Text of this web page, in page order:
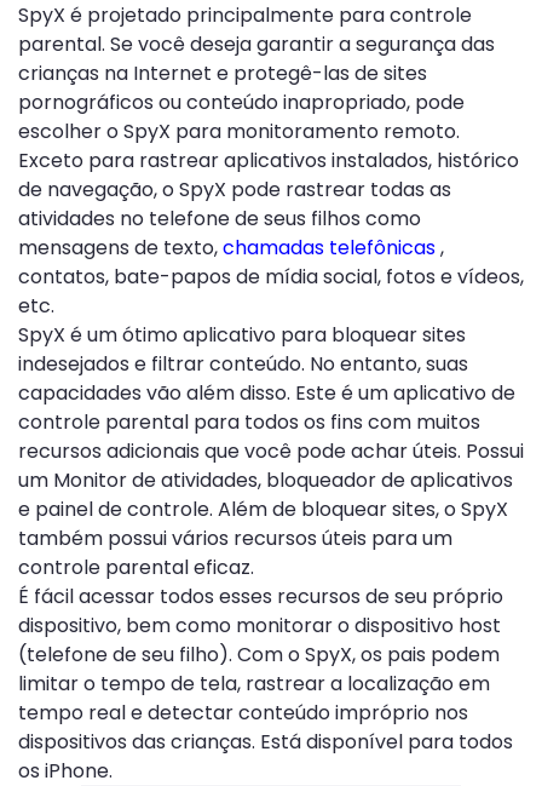
SpyX é projetado principalmente para controle
parental. Se você deseja garantir a segurança das
crianças na Internet e protegê-las de sites
pornográficos ou conteúdo inapropriado, pode
escolher o SpyX para monitoramento remoto.
Exceto para rastrear aplicativos instalados, histórico
de navegação, o SpyX pode rastrear todas as
atividades no telefone de seus filhos como
mensagens de texto,chamadas telefônicas,
contatos, bate-papos de mídia social, fotos e vídeos,
etc.
SpyX é um ótimo aplicativo para bloquear sites
indesejados e filtrar conteúdo. No entanto, suas
capacidades vão além disso. Este é um aplicativo de
controle parental para todos os fins com muitos
recursos adicionais que você pode achar úteis. Possui
um Monitor de atividades, bloqueador de aplicativos
e painel de controle. Além de bloquear sites, o SpyX
também possui vários recursos úteis para um
controle parental eficaz.
É fácil acessar todos esses recursos de seu próprio
dispositivo, bem como monitorar o dispositivo host
(telefone de seu filho). Com o SpyX, os pais podem
limitar o tempo de tela, rastrear a localização em
tempo real e detectar conteúdo impróprio nos
dispositivos das crianças. Está disponível para todos
os iPhone.